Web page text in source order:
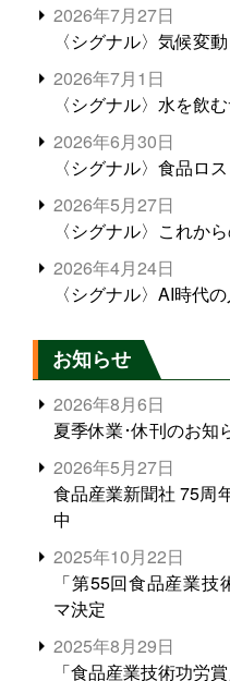
2026年7月27日
〈シグナル〉気候変
2026年7月1日
〈シグナル〉水を飲
2026年6月30日
〈シグナル〉食品ロ
2026年5月27日
〈シグナル〉これか
2026年4月24日
〈シグナル〉AI時代
お知らせ
2026年8月6日
夏季休業･休刊のお知
2026年5月27日
食品産業新聞社 75周
中
2025年10月22日
「第55回食品産業
マ決定
2025年8月29日
「食品産業技術功労